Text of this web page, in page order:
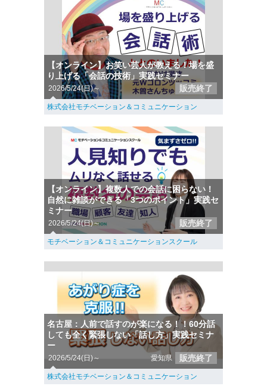
【オンライン】お笑い芸人が教える！場を盛
り上げる「会話の技術」実践セミナー
2026/5/24(日)～ 販売終了
株式会社モチベーション＆コミュニケーション
【オンライン】複数人での会話に困らない！
自然に雑談ができる「3つのポイント」実践セ
ミナー
2026/5/24(日)～ 販売終了
モチベーション＆コミュニケーションスクール
名古屋：人前で話すのが楽になる！！60分話
しても全く緊張しない「話し方」実践セミナ
ー
2026/5/24(日)～ 愛知県 販売終了
株式会社モチベーション＆コミュニケーション